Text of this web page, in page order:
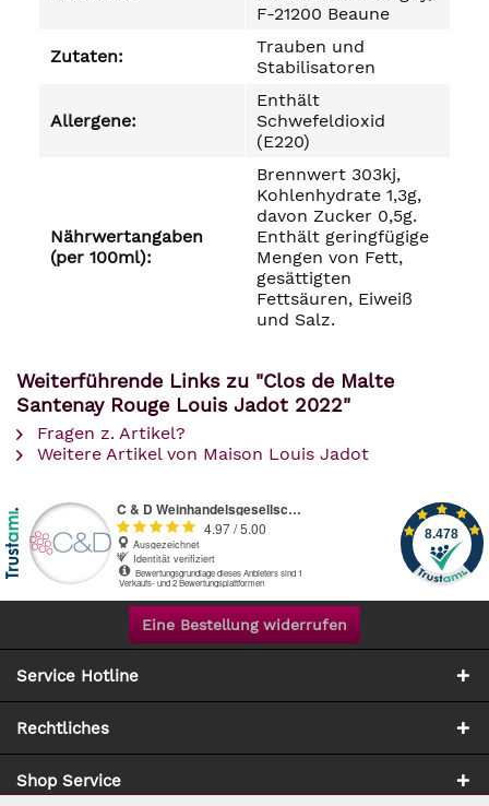
F-21200 Beaune
Zutaten:
Trauben und
Stabilisatoren
Allergene:
Enthält
Schwefeldioxid
(E220)
Nährwertangaben
(per 100ml):
Brennwert 303kj,
Kohlenhydrate 1,3g,
davon Zucker 0,5g.
Enthält geringfügige
Mengen von Fett,
gesättigten
Fettsäuren, Eiweiß
und Salz.
Weiterführende Links zu "Clos de Malte
Santenay Rouge Louis Jadot 2022"
Fragen z. Artikel?
Weitere Artikel von Maison Louis Jadot
Eine Bestellung widerrufen
Service Hotline
Rechtliches
Shop Service